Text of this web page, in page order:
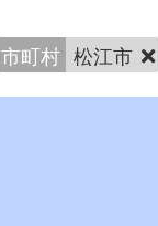
市町村 松江市